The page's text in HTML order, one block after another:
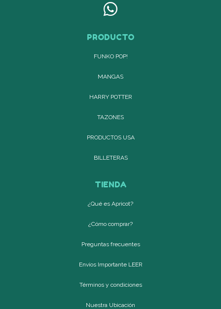
PRODUCTO
FUNKO POP!
MANGAS
HARRY POTTER
TAZONES
PRODUCTOS USA
BILLETERAS
TIENDA
¿Qué es Apricot?
¿Cómo comprar?
Preguntas frecuentes
Envíos Importante LEER
Términos y condiciones
Nuestra Ubicación